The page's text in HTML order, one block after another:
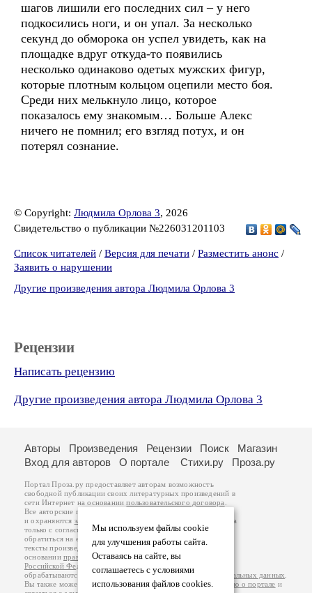
шагов лишили его последних сил – у него
подкосились ноги, и он упал. За несколько
секунд до обморока он успел увидеть, как на
площадке вдруг откуда-то появились
несколько одинаково одетых мужских фигур,
которые плотным кольцом оцепили место боя.
Среди них мелькнуло лицо, которое
показалось ему знакомым… Больше Алекс
ничего не помнил; его взгляд потух, и он
потерял сознание.
© Copyright: Людмила Орлова 3, 2026
Свидетельство о публикации №226031201103
Список читателей / Версия для печати / Разместить анонс /
Заявить о нарушении
Другие произведения автора Людмила Орлова 3
Рецензии
Написать рецензию
Другие произведения автора Людмила Орлова 3
Мы используем файлы cookie
для улучшения работы сайта.
Оставаясь на сайте, вы
соглашаетесь с условиями
использования файлов cookies.
Авторы Произведения Рецензии Поиск
Магазин
Вход для авторов
О портале Стихи.ру Проза.ру
Портал Проза.ру предоставляет авторам возможность
свободной публикации своих литературных произведений в
сети Интернет на основаниипользовательского договора
Все авторские права на произведения принадлежат авторам
и охраняются законом
. Перепечатка произведений возможна
только с согласия его автора, к которому вы можете
обратиться на его авторской странице. Ответственность за
тексты произведений авторы несут самостоятельно на
основанииправил публикацииизаконодательства
Российской Федерации
обрабатываются на основанииПолитики обработки персональных данных
Вы также можете посмотреть более подробнуюинформацию о портале и